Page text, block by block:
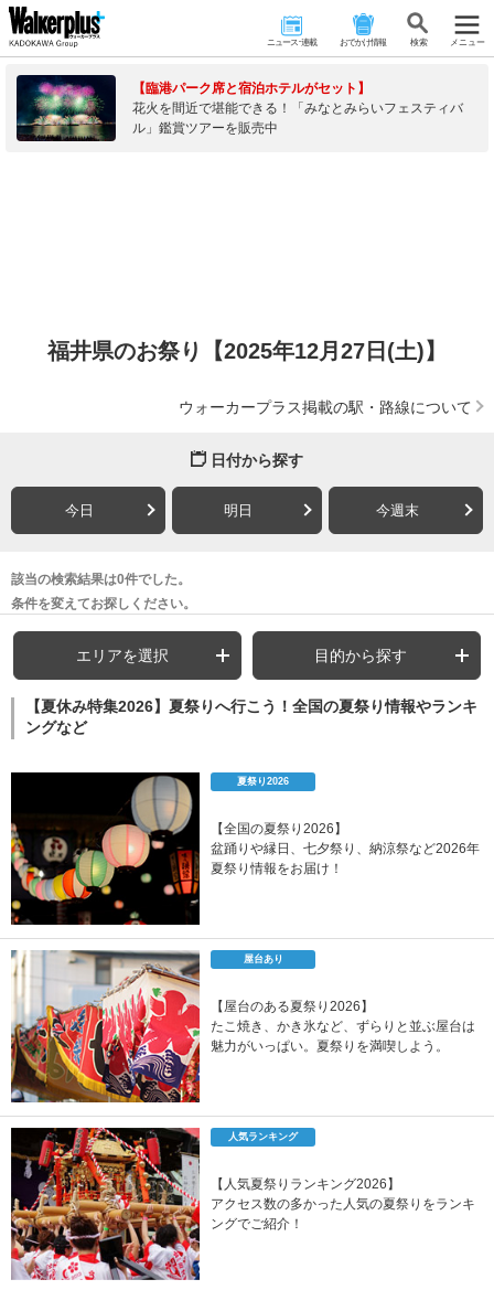
ニュース･連載 おでかけ情報 検 索 メニュー
【臨港パーク席と宿泊ホテルがセット】
花火を間近で堪能できる！「みなとみらいフェスティバ
ル」鑑賞ツアーを販売中
福井県のお祭り【2025年12月27日(土)】
ウォーカープラス掲載の駅・路線について
日付から探す
今日 明日 今週末
該当の検索結果は0件でした。
条件を変えてお探しください。
エリアを選択 目的から探す
【夏休み特集2026】夏祭りへ行こう！全国の夏祭り情報やランキ
ングなど
夏祭り2026
【全国の夏祭り2026】
盆踊りや縁日、七夕祭り、納涼祭など2026年
夏祭り情報をお届け！
屋台あり
【屋台のある夏祭り2026】
たこ焼き、かき氷など、ずらりと並ぶ屋台は
魅力がいっぱい。夏祭りを満喫しよう。
人気ランキング
【人気夏祭りランキング2026】
アクセス数の多かった人気の夏祭りをランキ
ングでご紹介！